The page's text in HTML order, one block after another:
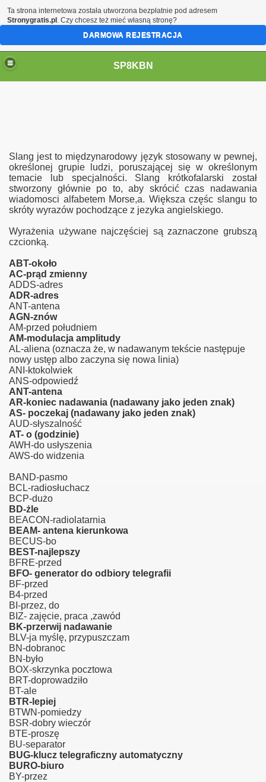
SP8KBN
Slang jest to międzynarodowy język stosowany w pewnej,
określonej grupie ludzi, poruszającej się w określonym
temacie lub specjalności. Slang krótkofalarski został
stworzony głównie po to, aby skrócić czas nadawania
wiadomosci alfabetem Morse,a. Większa częśc slangu to
skróty wyrazów pochodzące z jezyka angielskiego.
Wyrażenia używane najczęściej są zaznaczone grubszą
czcionką.
ABT-około
AC-prąd zmienny
ADDS-adres
ADR-adres
ANT-antena
AGN-znów
AM-przed południem
AM-modulacja amplitudy
AL-aliena (oznacza że, w nadawanym tekście następuje
nowy ustęp albo zaczyna się nowa linia)
ANI-ktokolwiek
ANS-odpowiedź
ANT-antena
AR-koniec nadawania (nadawany jako jeden znak)
AS- poczekaj (nadawany jako jeden znak)
AUD-słyszalność
AT- o (godzinie)
AWH-do usłyszenia
AWS-do widzenia
BAND-pasmo
BCL-radiosłuchacz
BCP-dużo
BD-żle
BEACON-radiolatarnia
BEAM- antena kierunkowa
BECUS-bo
BEST-najlepszy
BFRE-przed
BFO- generator do odbiory telegrafii
BF-przed
B4-przed
BI-przez, do
BIZ- zajęcie, praca ,zawód
BK-przerwij nadawanie
BLV-ja myślę, przypuszczam
BN-dobranoc
BN-było
BOX-skrzynka pocztowa
BRT-doprowadziło
BT-ale
BTR-lepiej
BTWN-pomiedzy
BSR-dobry wieczór
BTE-proszę
BU-separator
BUG-klucz telegraficzny automatyczny
BURO-biuro
BY-przez
Ta strona internetowa została utworzona bezpłatnie pod adresem
Stronygratis.pl . Czy chcesz też mieć własną stronę?
DARMOWA REJESTRACJA